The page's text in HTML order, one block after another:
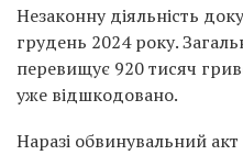
Незаконну діяльність
грудень 2024 року.
перевищує 920 тисяч
уже відшкодовано.
Наразі обвинувальний